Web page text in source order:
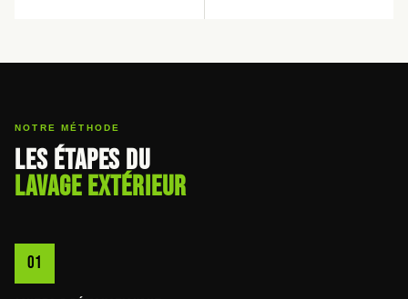
NOTRE MÉTHODE
Les étapes du
lavage extérieur